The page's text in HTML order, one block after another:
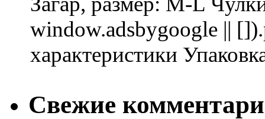
window.adsbygoogle ||
характеристики
Свежие